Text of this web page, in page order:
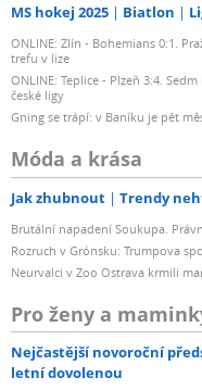
MS hokej 2025 Biatlon
ONLINE: Zlín - Bohemians 0:1.
trefu v lize
ONLINE: Teplice - Plzeň 3:4.
české ligy
Gning se trápí: v Baníku je pět
Móda a krása
Jak zhubnout Trendy
Brutální napadení Soukupa.
Rozruch v Grónsku: Trumpova
Neurvalci v Zoo Ostrava krmili
Pro ženy a
Nejčastější novoroční
letní dovolenou